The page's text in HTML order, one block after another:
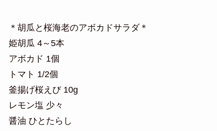
＊胡瓜と桜海老のアボカドサラダ＊
姫胡瓜 4～5本
アボカド 1個
トマト 1/2個
釜揚げ桜えび 10g
レモン塩 少々
醤油 ひとたらし